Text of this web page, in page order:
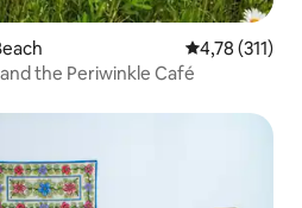
Gemiddelde
4,78 (311)
the Periwinkle Café